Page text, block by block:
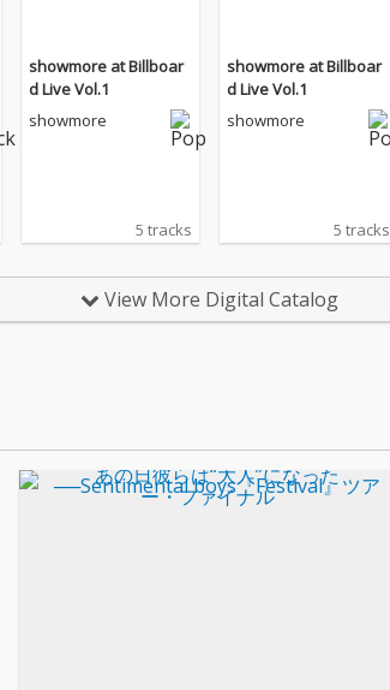
showmore at Billboar
d Live Vol.1
showmore
5 tracks
showmore at Billboar
d Live Vol.1
showmore
5 tracks
View More Digital Catalog